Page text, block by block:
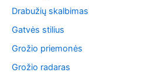
Drabužių skalbimas
Gatvės stilius
Grožio priemonės
Grožio radaras